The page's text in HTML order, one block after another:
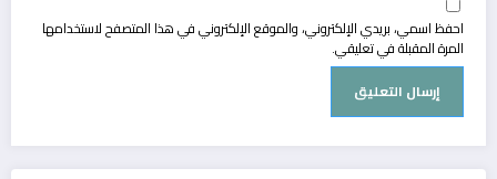
احفظ اسمي، بريدي الإلكتروني، والموقع الإلكتروني في هذا المتصفح لاستخدامها
المرة المقبلة في تعليقي.